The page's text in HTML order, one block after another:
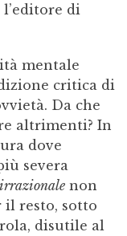
di
mentale
critica di
Da che
altrimenti? In
dove
severa
irrazionale non
il resto, sotto
disutile al